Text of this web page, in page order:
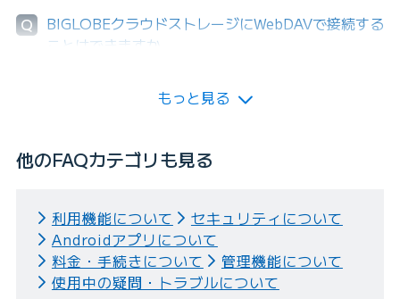
Q
BIGLOBEクラウドストレージにWebDAVで接続する
ことはできますか。
もっと見る
他のFAQカテゴリも見る
利用機能について
セキュリティについて
Androidアプリについて
料金・手続きについて
管理機能について
使用中の疑問・トラブルについて